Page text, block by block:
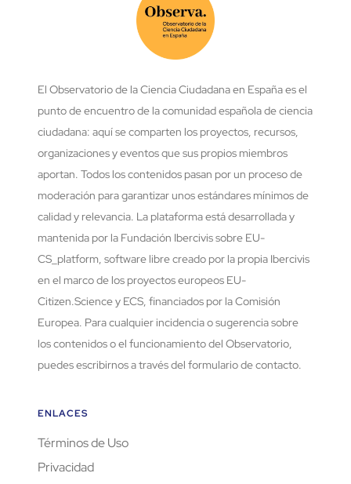
El Observatorio de la Ciencia Ciudadana en España es el
punto de encuentro de la comunidad española de ciencia
ciudadana: aquí se comparten los proyectos, recursos,
organizaciones y eventos que sus propios miembros
aportan. Todos los contenidos pasan por un proceso de
moderación para garantizar unos estándares mínimos de
calidad y relevancia. La plataforma está desarrollada y
mantenida por la Fundación Ibercivis sobre EU-
CS_platform, software libre creado por la propia Ibercivis
en el marco de los proyectos europeos EU-
Citizen.Science y ECS, financiados por la Comisión
Europea. Para cualquier incidencia o sugerencia sobre
los contenidos o el funcionamiento del Observatorio,
puedes escribirnos a través del formulario de contacto.
ENLACES
Términos de Uso
Privacidad